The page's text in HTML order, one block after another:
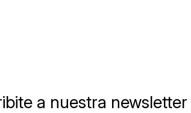
a nuestra newsletter